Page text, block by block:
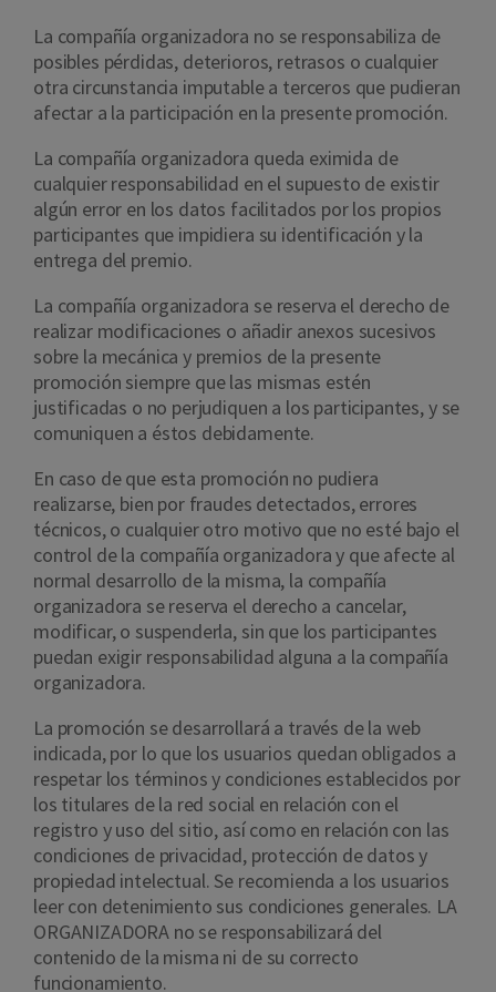
La compañía organizadora no se responsabiliza de
posibles pérdidas, deterioros, retrasos o cualquier
otra circunstancia imputable a terceros que pudieran
afectar a la participación en la presente promoción.
La compañía organizadora queda eximida de
cualquier responsabilidad en el supuesto de existir
algún error en los datos facilitados por los propios
participantes que impidiera su identificación y la
entrega del premio.
La compañía organizadora se reserva el derecho de
realizar modificaciones o añadir anexos sucesivos
sobre la mecánica y premios de la presente
promoción siempre que las mismas estén
justificadas o no perjudiquen a los participantes, y se
comuniquen a éstos debidamente.
En caso de que esta promoción no pudiera
realizarse, bien por fraudes detectados, errores
técnicos, o cualquier otro motivo que no esté bajo el
control de la compañía organizadora y que afecte al
normal desarrollo de la misma, la compañía
organizadora se reserva el derecho a cancelar,
modificar, o suspenderla, sin que los participantes
puedan exigir responsabilidad alguna a la compañía
organizadora.
La promoción se desarrollará a través de la web
indicada, por lo que los usuarios quedan obligados a
respetar los términos y condiciones establecidos por
los titulares de la red social en relación con el
registro y uso del sitio, así como en relación con las
condiciones de privacidad, protección de datos y
propiedad intelectual. Se recomienda a los usuarios
leer con detenimiento sus condiciones generales. LA
ORGANIZADORA no se responsabilizará del
contenido de la misma ni de su correcto
funcionamiento.